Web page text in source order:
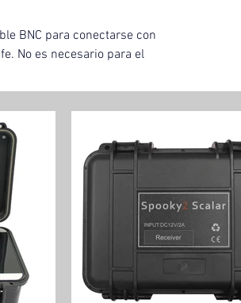
BNC para conectarse con
No es necesario para el